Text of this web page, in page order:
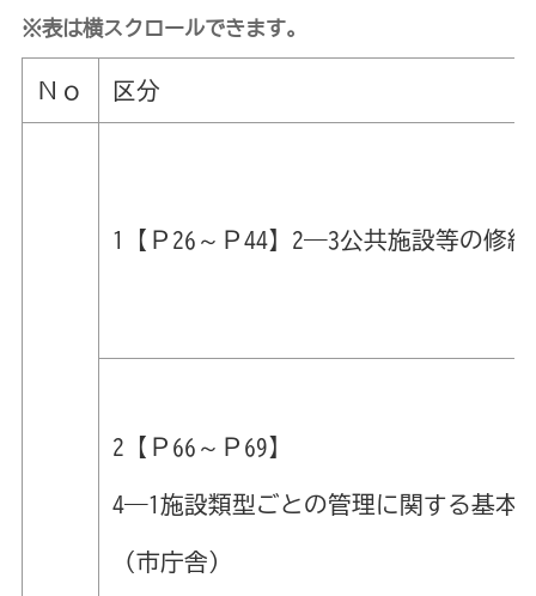
※表は横スクロールできます。
Ｎｏ 区分
1【Ｐ26～Ｐ44】2―3公共施設等の修
2【Ｐ66～Ｐ69】
4―1施設類型ごとの管理に関する基本
（市庁舎）